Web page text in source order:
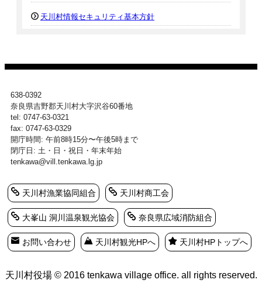
天川村情報セキュリティ基本方針
638-0392
奈良県吉野郡天川村大字沢谷60番地
tel: 0747-63-0321
fax: 0747-63-0329
開庁時間: 午前8時15分〜午後5時まで
閉庁日: 土・日・祝日・年末年始
tenkawa@vill.tenkawa.lg.jp
天川村漁業協同組合 天川村商工会
大峯山 洞川温泉観光協会 奈良県広域消防組合
お問い合わせ 天川村観光HPへ 天川村HPトップへ
天川村役場 © 2016 tenkawa village office. all rights reserved.